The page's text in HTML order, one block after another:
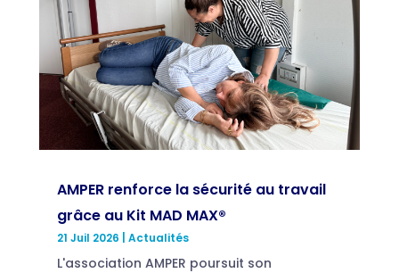
AMPER renforce la sécurité au travail
grâce au Kit MAD MAX®
21 Juil 2026 Actualités
L'association AMPER poursuit son